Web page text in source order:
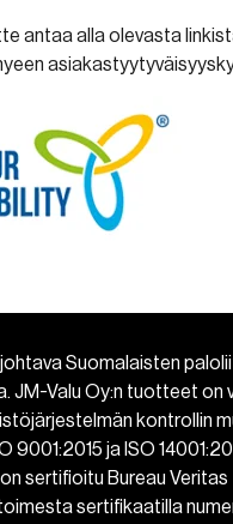
antaa alla olevasta
Suomalaisten
JM-Valu Oy:n tuotteet on
kontrollin
9001:2015 ja ISO
sertifioitu Bureau Veritas
sertifikaatilla